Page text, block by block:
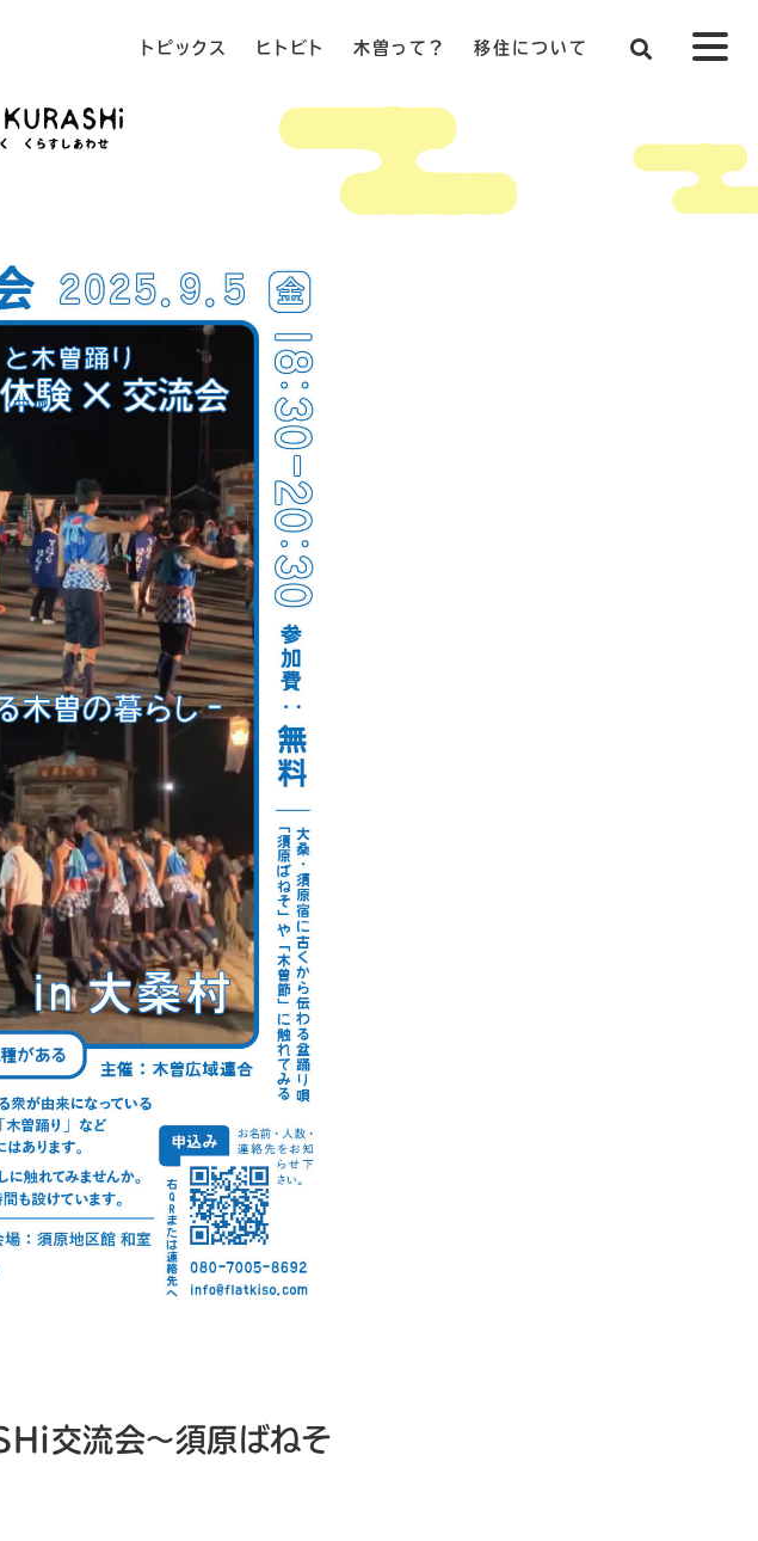
トピックス ヒトビト 木曽って？ 移住について
交流会〜須原ばねそ